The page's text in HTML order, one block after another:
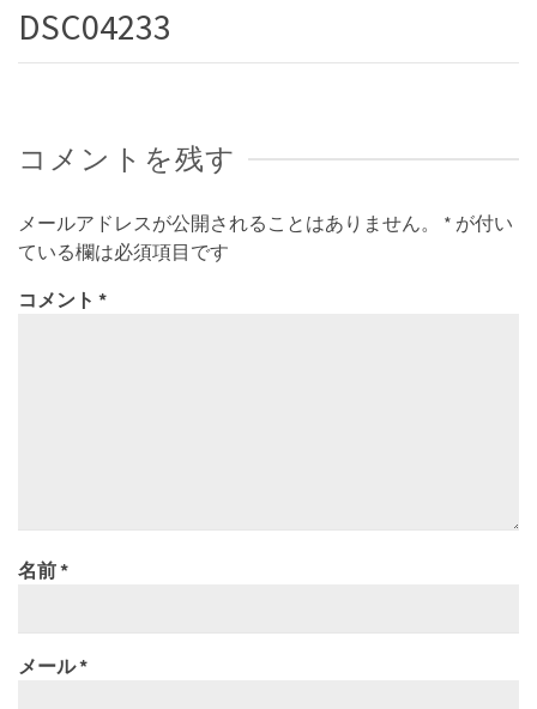
DSC04233
コメントを残す
メールアドレスが公開されることはありません。 * が付い
ている欄は必須項目です
コメント *
名前*
メール*